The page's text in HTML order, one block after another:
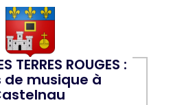
TERRES ROUGES :
de musique à